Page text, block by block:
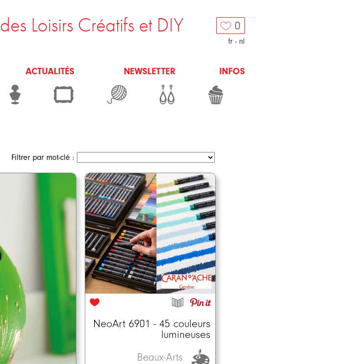
0
fr - nl
des Loisirs Créatifs et DIY
ACTUALITÉS NEWSLETTER INFOS
Filtrer par mot-clé :
NeoArt 6901 - 45 couleurs
lumineuses
Beaux-Arts